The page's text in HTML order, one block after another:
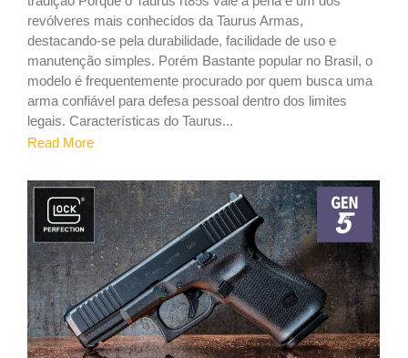
revólveres mais conhecidos da Taurus Armas,
destacando-se pela durabilidade, facilidade de uso e
manutenção simples. Porém Bastante popular no Brasil, o
modelo é frequentemente procurado por quem busca uma
arma confiável para defesa pessoal dentro dos limites
legais. Características do Taurus...
Read More
9